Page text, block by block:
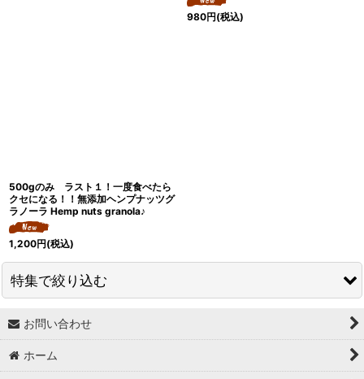
980円(税込)
500gのみ ラスト１！一度食べたら
クセになる！！無添加ヘンプナッツグ
ラノーラ Hemp nuts granola♪
1,200円(税込)
特集で絞り込む
↓ 特集 ↓
★最大６０％OFF SALE★
お問い合わせ
ホーム